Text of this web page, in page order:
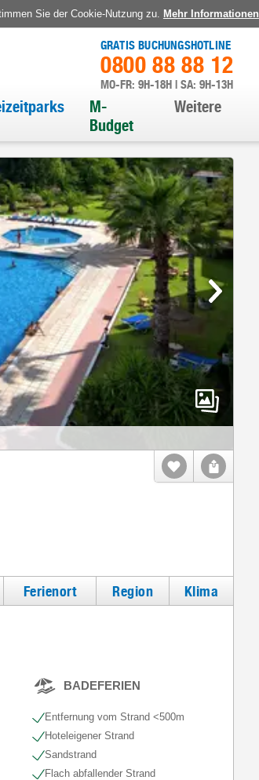
Sie der Cookie-Nutzung zu. Mehr Informationen
GRATIS BUCHUNGSHOTLINE
0800 88 88 12
MO-FR: 9H-18H | SA: 9H-13H
M-
Budget
Weitere
Ferienort Region Klima
BADEFERIEN
Entfernung vom Strand <500m
Hoteleigener Strand
Sandstrand
Flach abfallender Strand